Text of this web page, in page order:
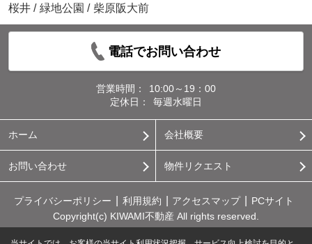
桜井 / 緑地公園 / 柴原阪大前
電話でお問い合わせ
営業時間：
10:00～19：00
定休日：
毎週水曜日
ホーム 会社概要
お問い合わせ 物件リクエスト
プライバシーポリシー 利用規約 アクセスマップ
PCサイト
Copyright(c) KIWAMI不動産 All rights reserved.